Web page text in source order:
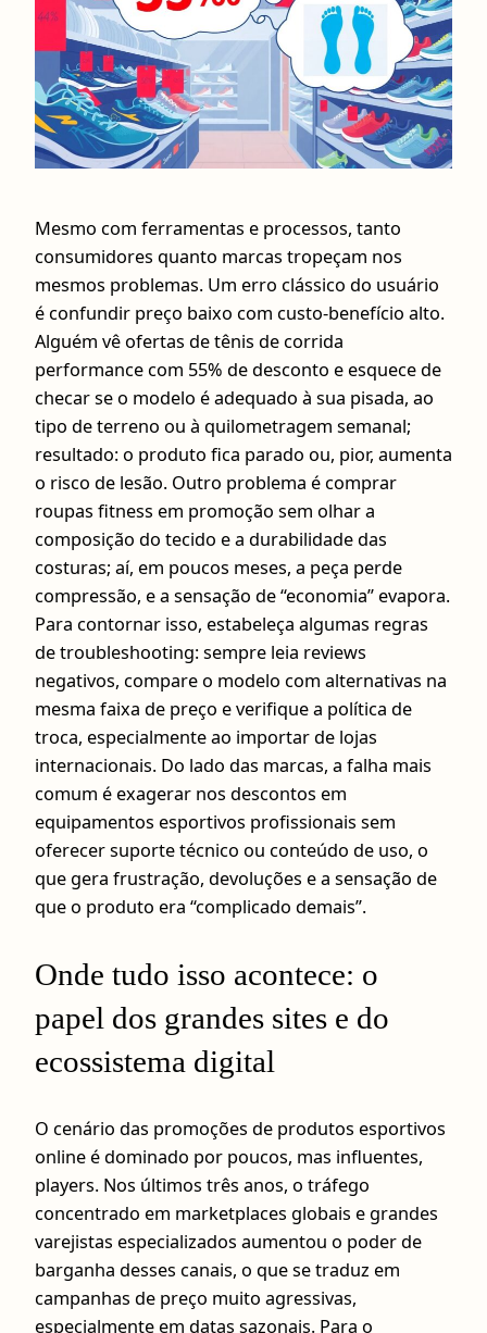
Mesmo com ferramentas e processos, tanto
consumidores quanto marcas tropeçam nos
mesmos problemas. Um erro clássico do usuário
é confundir preço baixo com custo‑benefício alto.
Alguém vê ofertas de tênis de corrida
performance com 55% de desconto e esquece de
checar se o modelo é adequado à sua pisada, ao
tipo de terreno ou à quilometragem semanal;
resultado: o produto fica parado ou, pior, aumenta
o risco de lesão. Outro problema é comprar
roupas fitness em promoção sem olhar a
composição do tecido e a durabilidade das
costuras; aí, em poucos meses, a peça perde
compressão, e a sensação de “economia” evapora.
Para contornar isso, estabeleça algumas regras
de troubleshooting: sempre leia reviews
negativos, compare o modelo com alternativas na
mesma faixa de preço e verifique a política de
troca, especialmente ao importar de lojas
internacionais. Do lado das marcas, a falha mais
comum é exagerar nos descontos em
equipamentos esportivos profissionais sem
oferecer suporte técnico ou conteúdo de uso, o
que gera frustração, devoluções e a sensação de
que o produto era “complicado demais”.
Onde tudo isso acontece: o
papel dos grandes sites e do
ecossistema digital
O cenário das promoções de produtos esportivos
online é dominado por poucos, mas influentes,
players. Nos últimos três anos, o tráfego
concentrado em marketplaces globais e grandes
varejistas especializados aumentou o poder de
barganha desses canais, o que se traduz em
campanhas de preço muito agressivas,
especialmente em datas sazonais. Para o